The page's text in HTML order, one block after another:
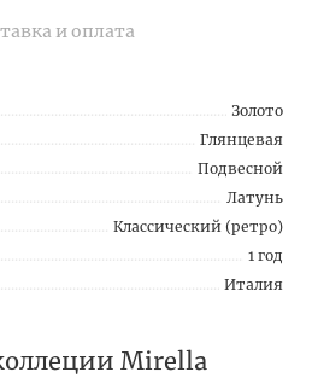
и оплата
Золото
Глянцевая
Подвесной
Латунь
Классический (ретро)
1 год
Италия
Mirella